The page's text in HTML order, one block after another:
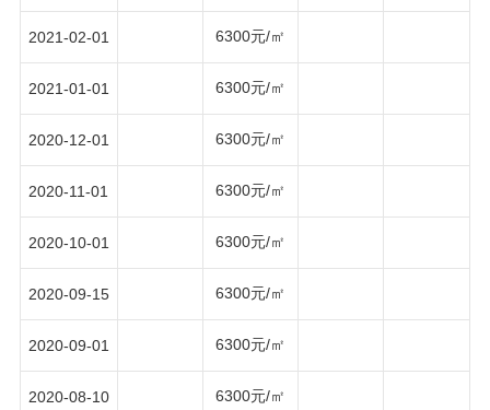
2021-02-01 6300元/㎡
2021-01-01 6300元/㎡
2020-12-01 6300元/㎡
2020-11-01 6300元/㎡
2020-10-01 6300元/㎡
2020-09-15 6300元/㎡
2020-09-01 6300元/㎡
2020-08-10 6300元/㎡